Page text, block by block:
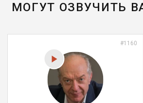
МОГУТ ОЗВУЧИТЬ
#1160